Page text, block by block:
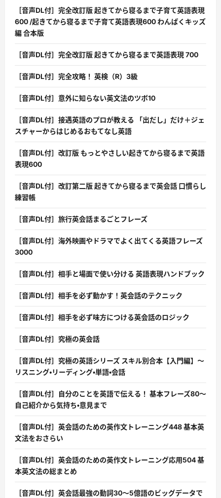
［音声DL付］完全改訂版 起きてから寝るまで子育て英語表現
600 /起きてから寝るまで子育て英語表現600 わんぱくキッズ
編 合本版
［音声DL付］完全改訂版 起きてから寝るまで英語表現 700
［音声DL付］完全攻略！ 英検（R）3級
［音声DL付］意外に知らない英文法のツボ10
［音声DL付］接遇英語のプロが教える 「出だし」だけ＋ジェ
スチャーからはじめるおもてなし英語
［音声DL付］改訂版 もっとやさしい起きてから寝るまで英語
表現600
［音声DL付］改訂第二版 起きてから寝るまで英会話 口慣らし
練習帳
［音声DL付］旅行英会話まるごとフレーズ
［音声DL付］海外映画やドラマでよく出てくる英語フレーズ
3000
［音声DL付］相手と場面で使い分ける 英語表現ハンドブック
［音声DL付］相手を必ず動かす！英会話のテクニック
［音声DL付］相手を必ず味方につける英会話のロジック
［音声DL付］究極の英会話
［音声DL付］究極の英語シリーズ スキル別合本【入門編】〜
リスニング・リーディング・単語・会話
［音声DL付］自分のことを英語で伝える！ 基本フレーズ80〜
自己紹介から気持ち・意見まで
［音声DL付］英会話のための英作文トレーニング448 基本英
文法をおさらい
［音声DL付］英会話のための英作文トレーニング応用504 基
本英文法の総まとめ
［音声DL付］英会話最強の動詞30〜5億語のビッグデータで